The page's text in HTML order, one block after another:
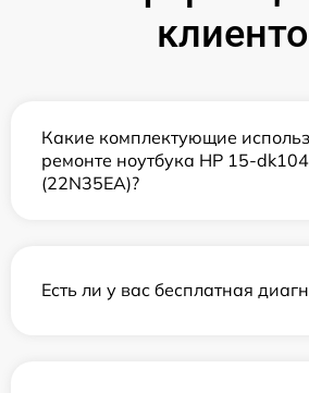
Какие комплектующие
ремонте ноутбука HP 15-
(22N35EA)?
Есть ли у вас бесплатная